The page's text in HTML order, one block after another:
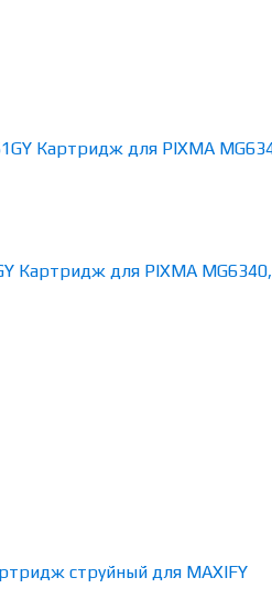
Картридж для PIXMA MG6340,